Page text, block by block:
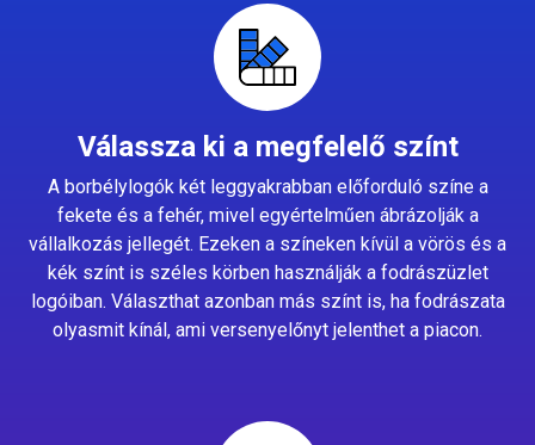
Válassza ki a megfelelő színt
A borbélylogók két leggyakrabban előforduló színe a
fekete és a fehér, mivel egyértelműen ábrázolják a
vállalkozás jellegét. Ezeken a színeken kívül a vörös és a
kék színt is széles körben használják a fodrászüzlet
logóiban. Választhat azonban más színt is, ha fodrászata
olyasmit kínál, ami versenyelőnyt jelenthet a piacon.